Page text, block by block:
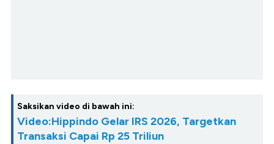
Saksikan video di bawah ini:
Video:Hippindo Gelar IRS 2026, Targetkan
Transaksi Capai Rp 25 Triliun